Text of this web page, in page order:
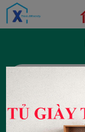
T
M
I